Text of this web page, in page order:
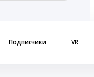
Подписчики VR